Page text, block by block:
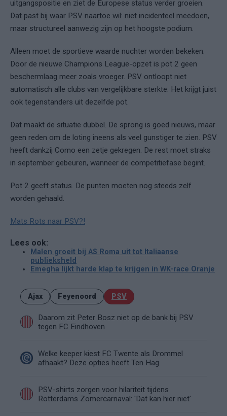
uitgangspositie en ziet de Europese status verder groeien.
Dat past bij waar PSV naartoe wil: niet incidenteel meedoen,
maar structureel aanwezig zijn op het hoogste podium.
Alleen moet de sportieve waarde nuchter worden bekeken.
Door de nieuwe Champions League-opzet is pot 2 geen
beschermlaag meer zoals vroeger. PSV ontloopt niet
automatisch alle clubs van vergelijkbare sterkte. Het krijgt juist
ook tegenstanders uit dezelfde pot.
Dat maakt de situatie dubbel. De sprong is goed nieuws, maar
geen reden om de loting ineens als veel gunstiger te zien. PSV
heeft dankzij Como een zetje gekregen. De rest moet straks
in september gebeuren, wanneer de competitiefase begint.
Pot 2 geeft status. De punten moeten nog steeds zelf
worden gehaald.
Mats Rots naar PSV?!
Lees ook:
Malen groeit bij AS Roma uit tot Italiaanse
publieksheld
Emegha lijkt harde klap te krijgen in WK-race Oranje
Ajax Feyenoord PSV
Daarom zit Peter Bosz niet op de bank bij PSV
tegen FC Eindhoven
Welke keeper kiest FC Twente als Drommel
afhaakt? Deze opties heeft Ten Hag
PSV-shirts zorgen voor hilariteit tijdens
Rotterdams Zomercarnaval: 'Dat kan hier niet'